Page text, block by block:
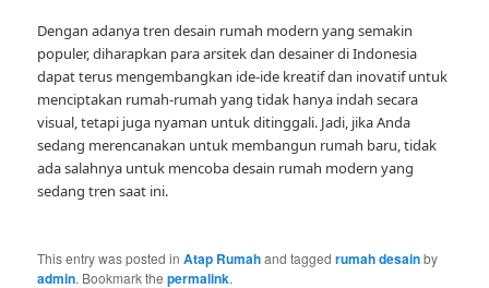
Dengan adanya tren desain rumah modern yang semakin
populer, diharapkan para arsitek dan desainer di Indonesia
dapat terus mengembangkan ide-ide kreatif dan inovatif untuk
menciptakan rumah-rumah yang tidak hanya indah secara
visual, tetapi juga nyaman untuk ditinggali. Jadi, jika Anda
sedang merencanakan untuk membangun rumah baru, tidak
ada salahnya untuk mencoba desain rumah modern yang
sedang tren saat ini.
This entry was posted inAtap Rumahand taggedrumah desainby
admin. Bookmark thepermalink.